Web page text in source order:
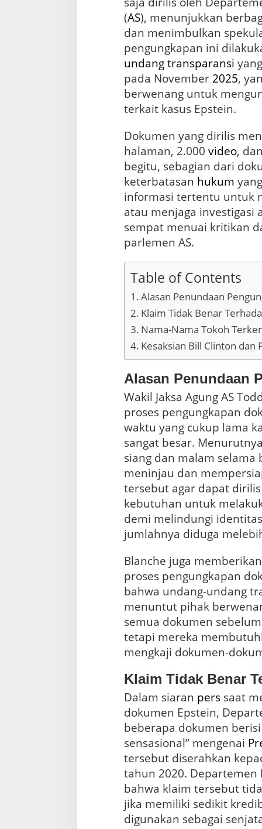
n
c
e
n
g
a
n
g
k
n
P
u
b
l
(AS), menunjukkan
dan menimbulkan
pengungkapan ini
undang transparansi
pada November 2025,
berwenang untuk
terkait kasus Epstein.
Dokumen yang dirilis
halaman, 2.000 video,
begitu, sebagian dari
keterbatasan hukum
informasi tertentu untuk
atau menjaga investigasi
sempat menuai kritikan
parlemen AS.
Table of Contents
Alasan Penundaan
Klaim Tidak Benar
Nama-Nama Tokoh
Kesaksian Bill Clinton dan
Alasan Penundaan
Wakil Jaksa Agung AS
proses pengungkapan
waktu yang cukup lama
sangat besar.
siang dan malam
meninjau dan
tersebut agar dapat
kebutuhan untuk
demi melindungi
jumlahnya diduga
Blanche juga
proses pengungkapan
bahwa undang-undang
menuntut pihak
semua dokumen
tetapi mereka
mengkaji dokumen-
Klaim Tidak Benar
Dalam siaran perssaat
dokumen Epstein,
beberapa dokumen
sensasional” mengenai
tersebut diserahkan
tahun 2020. Departemen
bahwa klaim tersebut
jika memiliki sedikit
digunakan sebagai